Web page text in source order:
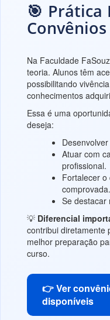
🎯 Prática
Na Faculdade
teoria. Alunos têm
possibilitando
conhecimentos
Essa é uma
deseja:
Atuar com
profissional.
Fortalecer
comprovada.
Se destacar
💡 Diferencial
contribui diretamente
melhor preparação
curso.
👉 Ver
disponíveis